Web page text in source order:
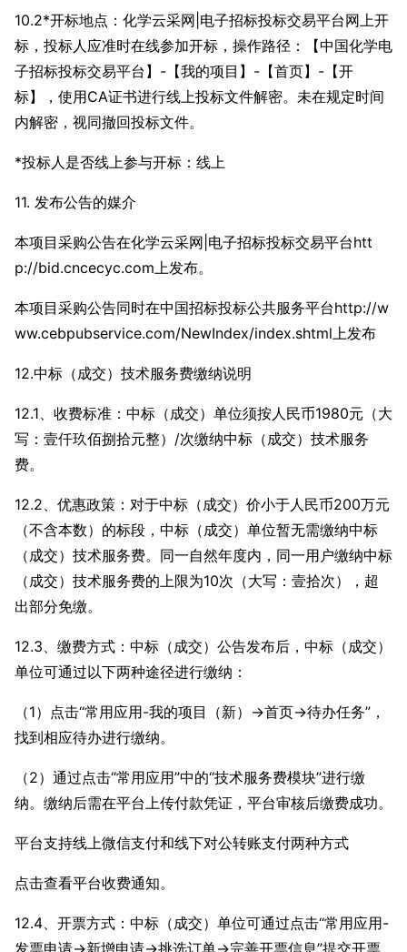
10.2*开标地点：化学云采网|电子招标投标交易平台网上开
标，投标人应准时在线参加开标，操作路径：【中国化学电
子招标投标交易平台】-【我的项目】-【首页】-【开
标】，使用CA证书进行线上投标文件解密。未在规定时间
内解密，视同撤回投标文件。
*投标人是否线上参与开标：线上
11. 发布公告的媒介
本项目采购公告在化学云采网|电子招标投标交易平台htt
p://bid.cncecyc.com上发布。
本项目采购公告同时在中国招标投标公共服务平台http://w
ww.cebpubservice.com/NewIndex/index.shtml上发布
12.中标（成交）技术服务费缴纳说明
12.1、收费标准：中标（成交）单位须按人民币1980元（大
写：壹仟玖佰捌拾元整）/次缴纳中标（成交）技术服务
费。
12.2、优惠政策：对于中标（成交）价小于人民币200万元
（不含本数）的标段，中标（成交）单位暂无需缴纳中标
（成交）技术服务费。同一自然年度内，同一用户缴纳中标
（成交）技术服务费的上限为10次（大写：壹拾次），超
出部分免缴。
12.3、缴费方式：中标（成交）公告发布后，中标（成交）
单位可通过以下两种途径进行缴纳：
（1）点击“常用应用-我的项目（新）→首页→待办任务”，
找到相应待办进行缴纳。
（2）通过点击“常用应用”中的“技术服务费模块”进行缴
纳。缴纳后需在平台上传付款凭证，平台审核后缴费成功。
平台支持线上微信支付和线下对公转账支付两种方式
点击查看平台收费通知。
12.4、开票方式：中标（成交）单位可通过点击“常用应用-
发票申请→新增申请→挑选订单→完善开票信息”提交开票